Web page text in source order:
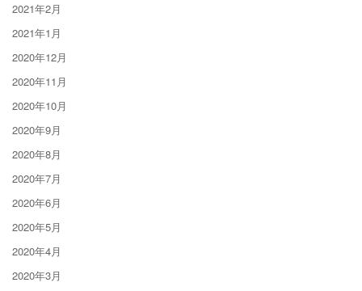
2021年2月
2021年1月
2020年12月
2020年11月
2020年10月
2020年9月
2020年8月
2020年7月
2020年6月
2020年5月
2020年4月
2020年3月